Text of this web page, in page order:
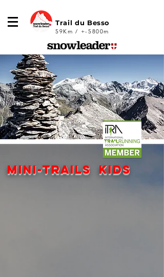
Trail du Besso
59Km / +-5800m
mini-Trails kids